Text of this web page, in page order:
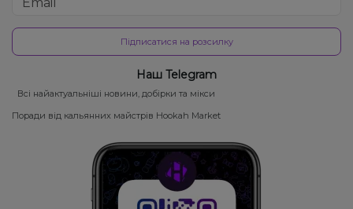
Підписатися на розсилку
Наш Telegram
Всі найактуальніші новини, добірки та мікси
Поради від кальянних майстрів Hookah Market